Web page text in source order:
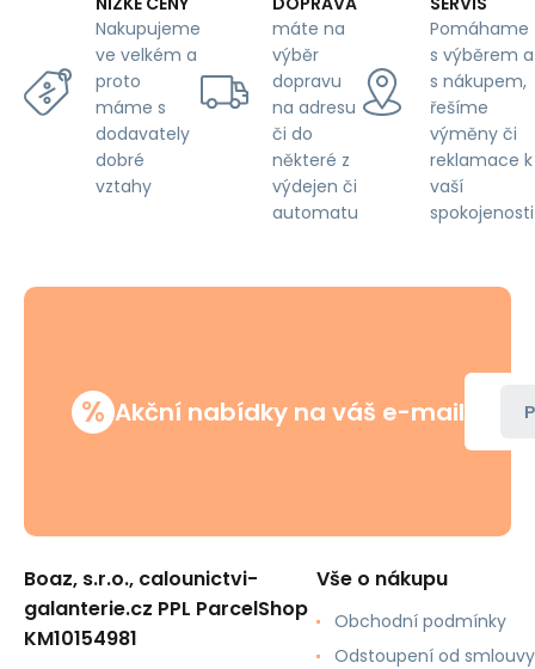
Nakupujeme
ve velkém a
proto
máme s
dodavately
dobré
vztahy
máte na
výběr
dopravu
na adresu
či do
některé z
výdejen či
automatu
Pomáhame
s výběrem a
s nákupem,
řešíme
výměny či
reklamace k
vaší
spokojenosti
% Akční nabídky na váš e-mail
Boaz, s.r.o., calounictvi-
galanterie.cz PPL ParcelShop
KM10154981
Vše o nákupu
Obchodní podmínky
Odstoupení od smlouvy